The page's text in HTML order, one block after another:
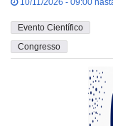
10/11/2026 - 09:00
Evento Científico
Congresso